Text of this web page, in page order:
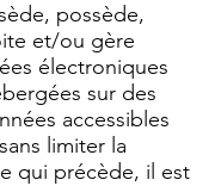
possède,
et/ou gère
électroniques
sur des
accessibles
limiter la
qui précède, il est